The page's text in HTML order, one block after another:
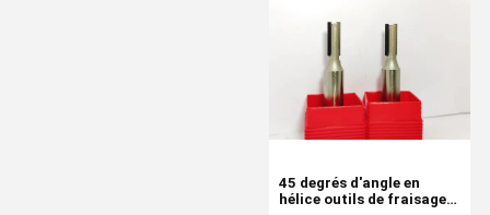
45 degrés d'angle en
hélice outils de fraisage